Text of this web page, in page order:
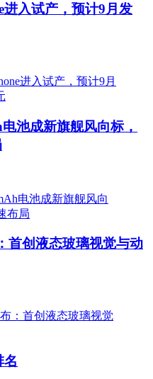
入试产，预计9月发
池成新旗舰风向标，
首创液态玻璃视觉与动
名